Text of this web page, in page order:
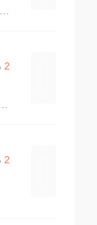
2
goods
2